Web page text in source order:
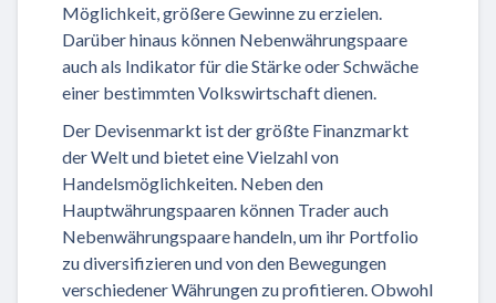
Möglichkeit, größere Gewinne zu erzielen.
Darüber hinaus können Nebenwährungspaare
auch als Indikator für die Stärke oder Schwäche
einer bestimmten Volkswirtschaft dienen.
Der Devisenmarkt ist der größte Finanzmarkt
der Welt und bietet eine Vielzahl von
Handelsmöglichkeiten. Neben den
Hauptwährungspaaren können Trader auch
Nebenwährungspaare handeln, um ihr Portfolio
zu diversifizieren und von den Bewegungen
verschiedener Währungen zu profitieren. Obwohl